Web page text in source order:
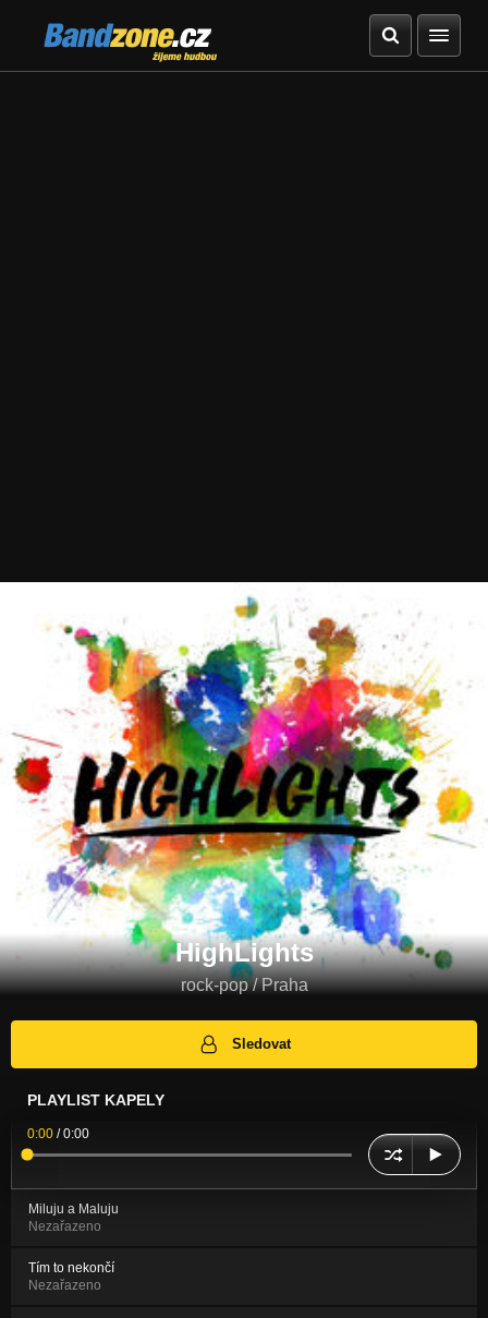
Bandzone.cz
žijeme hudbou
HighLights
rock-pop / Praha
Sledovat
PLAYLIST KAPELY
0:00 /0:00
Miluju a Maluju
Nezařazeno
Tím to nekončí
Nezařazeno